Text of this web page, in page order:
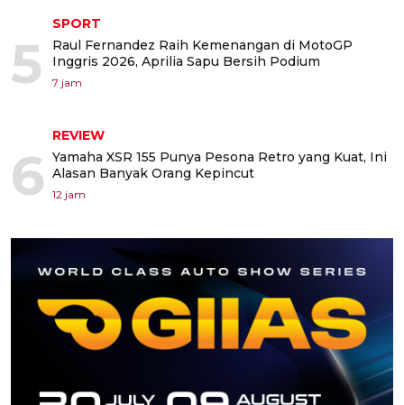
5
SPORT
Raul Fernandez Raih Kemenangan di MotoGP
Inggris 2026, Aprilia Sapu Bersih Podium
7 jam
6
REVIEW
Yamaha XSR 155 Punya Pesona Retro yang Kuat, Ini
Alasan Banyak Orang Kepincut
12 jam